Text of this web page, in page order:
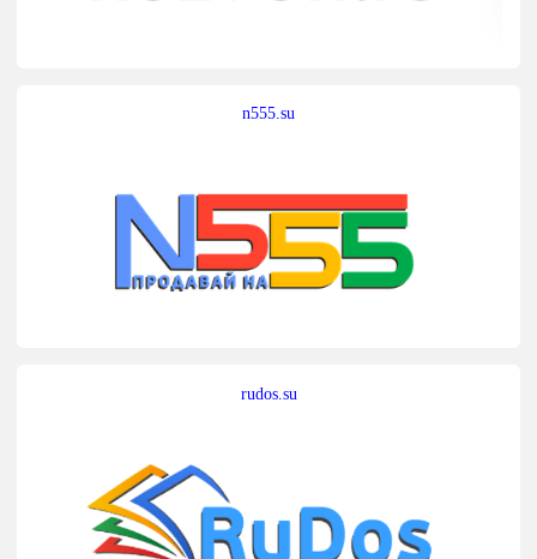
n555.su
rudos.su